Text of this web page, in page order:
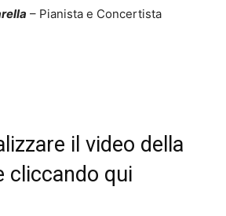
– Pianista e Concertista
il video della
cliccando qui